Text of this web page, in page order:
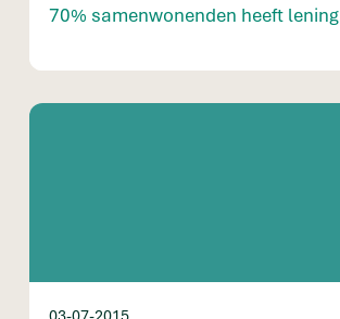
70% samenwonenden heeft lening